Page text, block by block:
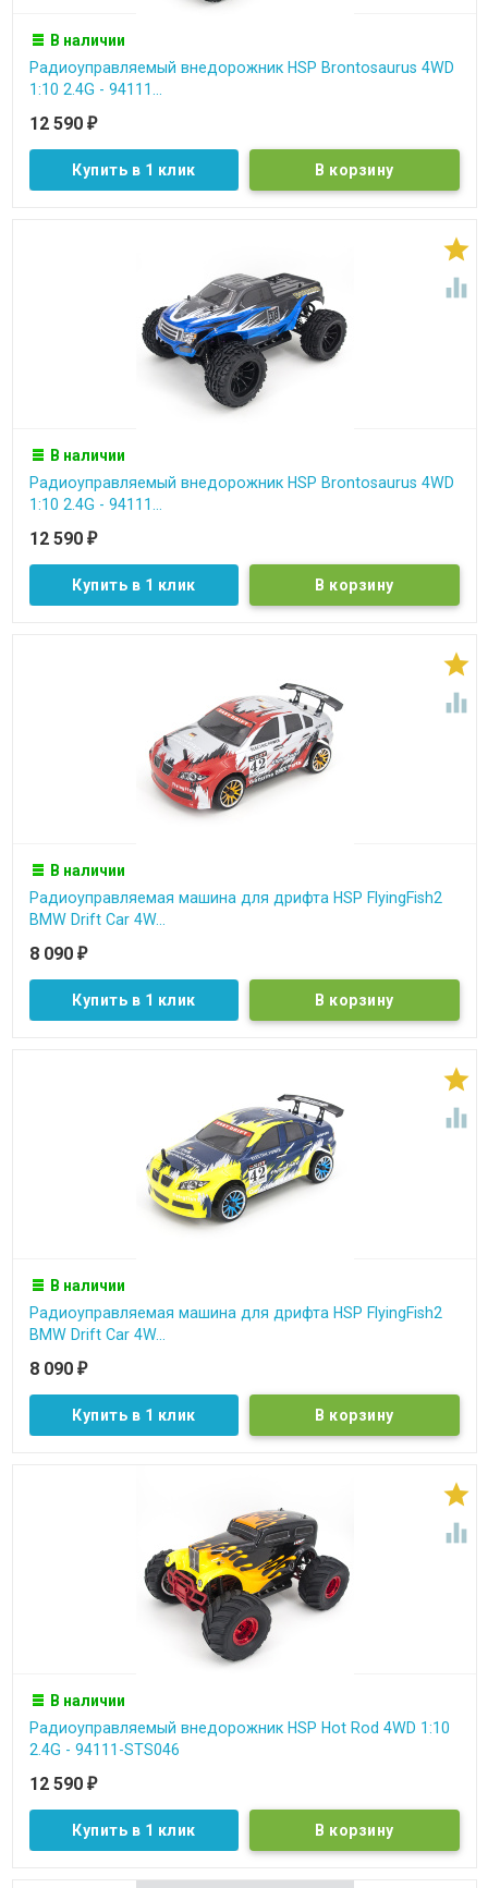
В наличии
Радиоуправляемый внедорожник HSP Brontosaurus 4WD
1:10 2.4G - 94111...
12 590 ₽
Купить в 1 клик


В наличии
Радиоуправляемый внедорожник HSP Brontosaurus 4WD
1:10 2.4G - 94111...
12 590 ₽
Купить в 1 клик


В наличии
Радиоуправляемая машина для дрифта HSP FlyingFish2
BMW Drift Car 4W...
8 090 ₽
Купить в 1 клик


В наличии
Радиоуправляемая машина для дрифта HSP FlyingFish2
BMW Drift Car 4W...
8 090 ₽
Купить в 1 клик


В наличии
Радиоуправляемый внедорожник HSP Hot Rod 4WD 1:10
2.4G - 94111-STS046
12 590 ₽
Купить в 1 клик